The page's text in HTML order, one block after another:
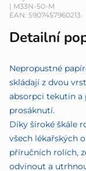
| M33N-50-M
EAN: 5907457960213
Detailní
Nepropustné
skládají z dvou
absorpci tekutin a
prosáknutí.
Díky široké škále
všech lékařských
příručních rolích,
odvinout a